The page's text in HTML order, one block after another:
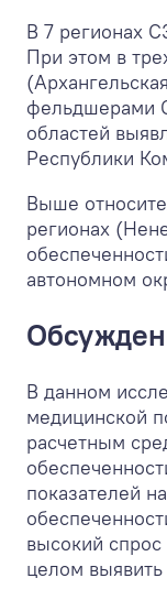
В 7 регионах
При этом в
фельдшерами
областей
Республики
Выше
регионах
автономном
В данном
медицинской
расчетным
показателей
высокий
целом выявить